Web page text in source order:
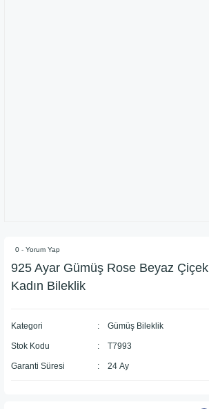
0 - Yorum Yap
925 Ayar Gümüş Rose Beyaz Çiçek
Kadın Bileklik
Kategori Gümüş Bileklik
Stok Kodu T7993
Garanti Süresi 24 Ay